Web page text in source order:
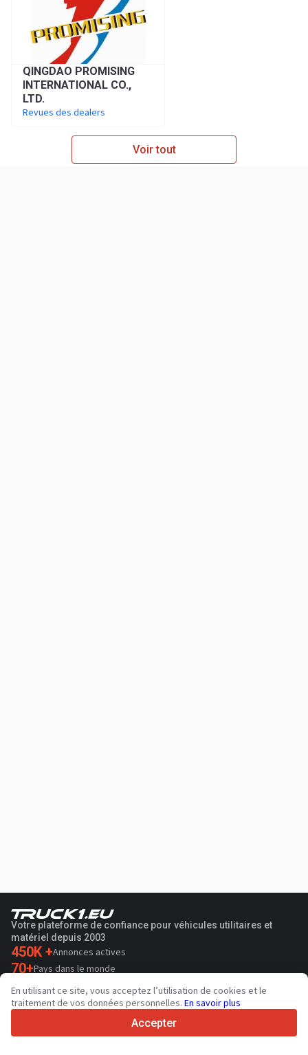
QINGDAO PROMISING
INTERNATIONAL CO.,
LTD.
Revues des dealers
Voir tout
Votre plateforme de confiance pour véhicules utilitaires et
matériel depuis 2003
450K +Annonces actives
70+Pays dans le monde
36 Langues prises en charge
4.7/5
En utilisant ce site, vous acceptez l’utilisation de cookies et le
traitement de vos données personnelles. En savoir plus
Accepter